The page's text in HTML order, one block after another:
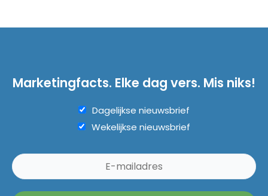
Marketingfacts. Elke dag vers. Mis niks!
Dagelijkse nieuwsbrief
Wekelijkse nieuwsbrief